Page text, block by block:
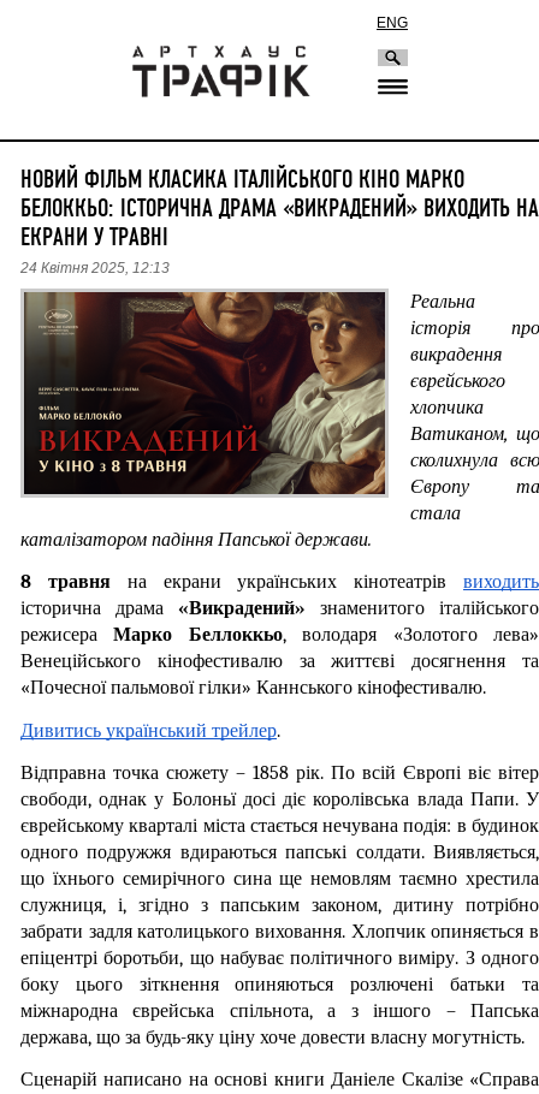
ENG
НОВИЙ ФІЛЬМ КЛАСИКА ІТАЛІЙСЬКОГО КІНО МАРКО
БЕЛОККЬО: ІСТОРИЧНА ДРАМА «ВИКРАДЕНИЙ» ВИХОДИТЬ НА
ЕКРАНИ У ТРАВНІ
24 Квітня 2025, 12:13
Реальна
історія про
викрадення
єврейського
хлопчика
Ватиканом, що
сколихнула всю
Європу та
стала
каталізатором падіння Папської держави.
8 травня на екрани українських кінотеатрів виходить
історична драма «Викрадений» знаменитого італійського
режисера Марко Беллоккьо, володаря «Золотого лева»
Венеційського кінофестивалю за життєві досягнення та
«Почесної пальмової гілки» Каннського кінофестивалю.
Дивитись український трейлер.
Відправна точка сюжету – 1858 рік. По всій Європі віє вітер
свободи, однак у Болоньї досі діє королівська влада Папи. У
єврейському кварталі міста стається нечувана подія: в будинок
одного подружжя вдираються папські солдати. Виявляється,
що їхнього семирічного сина ще немовлям таємно хрестила
служниця, і, згідно з папським законом, дитину потрібно
забрати задля католицького виховання. Хлопчик опиняється в
епіцентрі боротьби, що набуває політичного виміру. З одного
боку цього зіткнення опиняються розлючені батьки та
міжнародна єврейська спільнота, а з іншого – Папська
держава, що за будь-яку ціну хоче довести власну могутність.
Сценарій написано на основі книги Даніеле Скалізе «Справа